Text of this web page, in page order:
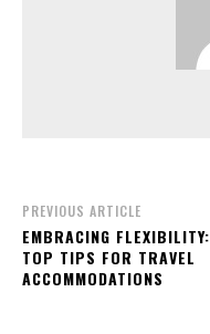
PREVIOUS ARTICLE
EMBRACING FLEXIBILITY:
TOP TIPS FOR TRAVEL
ACCOMMODATIONS